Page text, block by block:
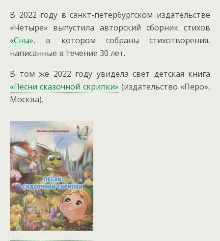
В 2022 году в санкт-петербургском издательстве
«Четыре» выпустила авторский сборник стихов
«Сны», в котором собраны стихотворения,
написанные в течение 30 лет.
В том же 2022 году увидела свет детская книга
«Песни сказочной скрипки» (издательство «Перо»,
Москва).